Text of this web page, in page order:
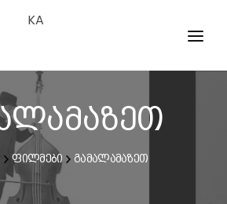
KA
ფილმები გამალამაზეთ